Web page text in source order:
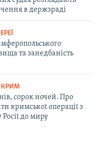
в держзраді
та занедбаність
КРИМ
сорок ночей. Про
кримської операції з
до миру